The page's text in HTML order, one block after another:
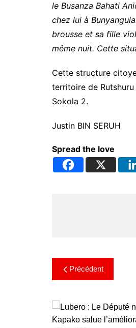
le Busanza Bahati
chez lui à
brousse et sa fille
même nuit. Cette
Cette structure
territoire de
Sokola 2.
Justin BIN SERUH
Spread the love
Précédent